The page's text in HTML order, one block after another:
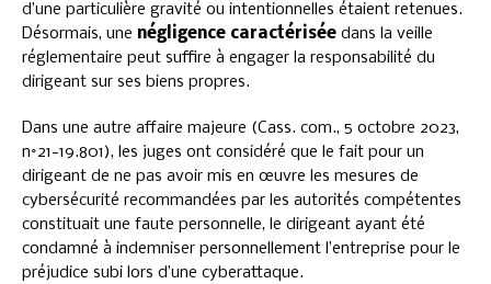
d’une particulière gravité ou intentionnelles étaient retenues.
Désormais, une négligence caractérisée dans la veille
réglementaire peut suffire à engager la responsabilité du
dirigeant sur ses biens propres.
Dans une autre affaire majeure (Cass. com., 5 octobre 2023,
n°21-19.801), les juges ont considéré que le fait pour un
dirigeant de ne pas avoir mis en œuvre les mesures de
cybersécurité recommandées par les autorités compétentes
constituait une faute personnelle, le dirigeant ayant été
condamné à indemniser personnellement l’entreprise pour le
préjudice subi lors d’une cyberattaque.